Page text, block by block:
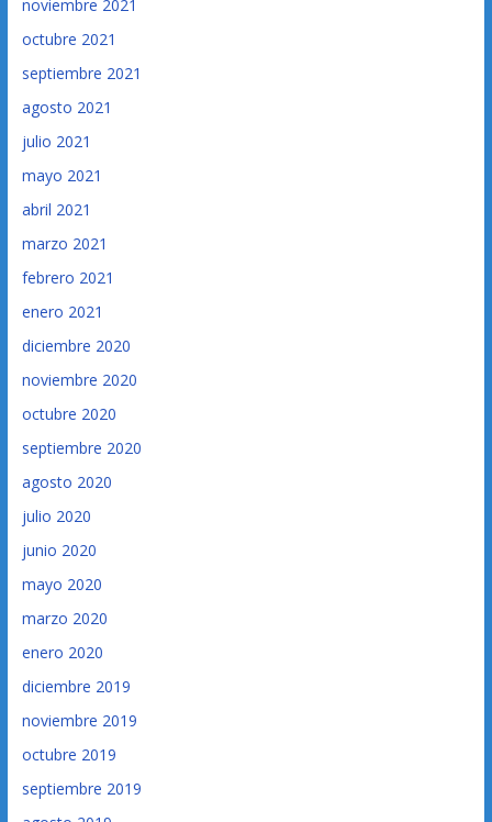
noviembre 2021
octubre 2021
septiembre 2021
agosto 2021
julio 2021
mayo 2021
abril 2021
marzo 2021
febrero 2021
enero 2021
diciembre 2020
noviembre 2020
octubre 2020
septiembre 2020
agosto 2020
julio 2020
junio 2020
mayo 2020
marzo 2020
enero 2020
diciembre 2019
noviembre 2019
octubre 2019
septiembre 2019